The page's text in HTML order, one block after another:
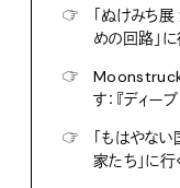
☞
「ぬけみち
めの回路」に
☞
Moonstruck
す：『ディー
☞
「もはやな
家たち」に行